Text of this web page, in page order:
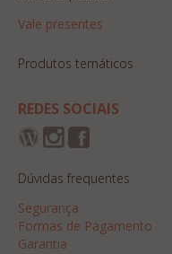
Vale presentes
Produtos temáticos
REDES SOCIAIS
Dúvidas frequentes
Segurança
Formas de Pagamento
Garantia